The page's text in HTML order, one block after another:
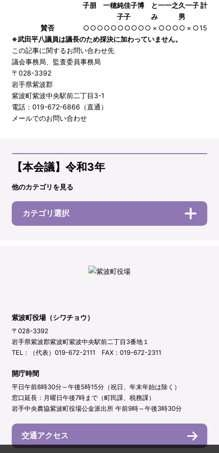
子朋
一穂純
子
佳
子
子博
と
み
一一之久
男
一子計
賛否 ○○○○○○○○○○ × ○○○○ × ○15
※武田平八議員は議長のため採決に加わっていません。
この記事に関するお問い合わせ先
議会事務局、監査委員事務局
〒028-3392
岩手県紫波郡
紫波町紫波中央駅前二丁目3-1
電話：019-672-6866（直通）
メールでのお問い合わせ
【本会議】令和3年
他のカテゴリを見る
カテゴリ選択
紫波町役場（シワチョウ）
〒028-3392
岩手県紫波郡紫波町紫波中央駅前二丁目3番地１
TEL：（代表）019-672-2111 FAX：019-672-2311
開庁時間
平日午前8時30分～午後5時15分（祝日、年末年始は除く）
窓口延長：月曜日午後7時まで（町民課、税務課）
岩手中央農協紫波町役場公金派出所 午前9時～午後3時30分
交通アクセス